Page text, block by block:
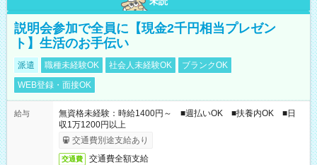
説明会参加で全員に【現金2千円相当プレゼン
ト】生活のお手伝い
派遣 職種未経験OK 社会人未経験OK
ブランクOK
WEB登録・面接OK
給与
無資格未経験：時給1400円～ ■週払いOK ■扶養内OK ■日
収1万1200円以上
交通費別途支給あり
交通費 交通費全額支給